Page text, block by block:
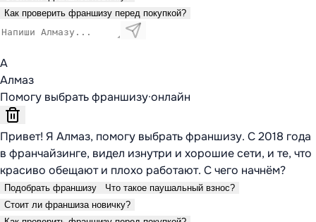
Как проверить франшизу перед покупкой?
А
Алмаз
Помогу выбрать франшизу·онлайн
Привет! Я Алмаз, помогу выбрать франшизу. С 2018 года
в франчайзинге, видел изнутри и хорошие сети, и те, что
красиво обещают и плохо работают. С чего начнём?
Подобрать франшизу
Что такое паушальный взнос?
Стоит ли франшиза новичку?